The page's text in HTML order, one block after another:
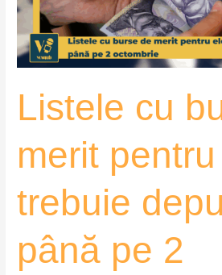
Listele cu
merit
trebuie
până pe 2
elevi
trebuie
depuse
pe
–